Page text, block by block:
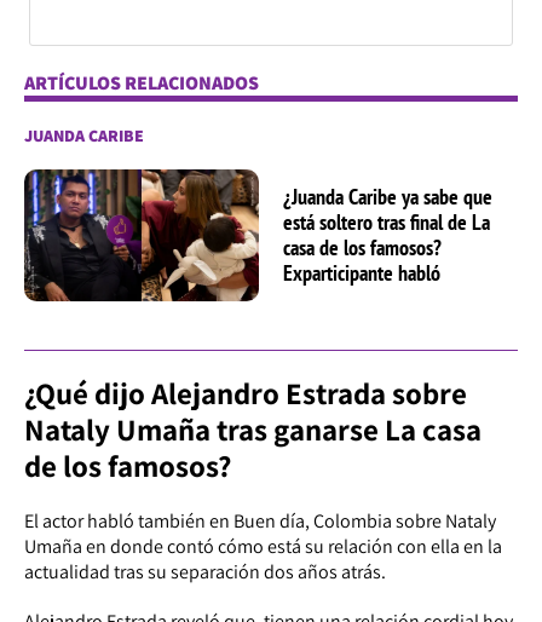
ARTÍCULOS RELACIONADOS
JUANDA CARIBE
¿Juanda Caribe ya sabe que
está soltero tras final de La
casa de los famosos?
Exparticipante habló
¿Qué dijo Alejandro Estrada sobre
Nataly Umaña tras ganarse La casa
de los famosos?
El actor habló también en Buen día, Colombia sobre Nataly
Umaña en donde contó cómo está su relación con ella en la
actualidad tras su separación dos años atrás.